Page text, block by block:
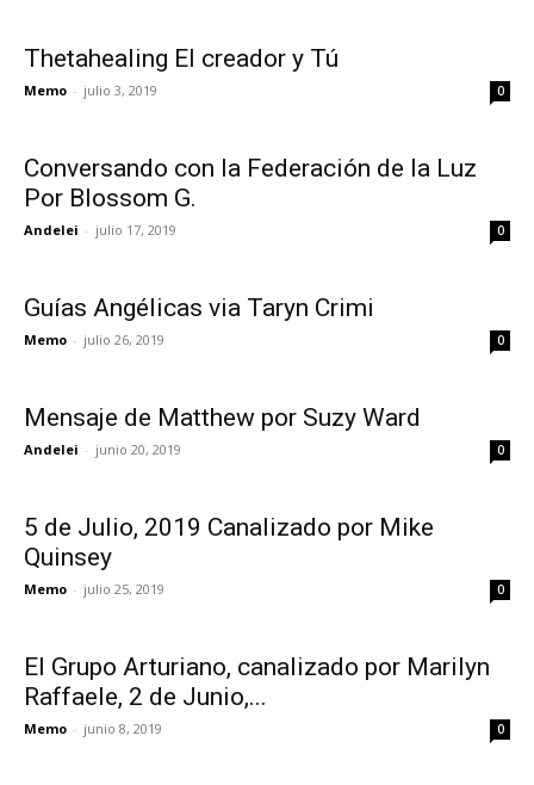
Thetahealing El creador y Tú
Memo - julio 3, 2019 0
Conversando con la Federación de la Luz
Por Blossom G.
Andelei - julio 17, 2019 0
Guías Angélicas via Taryn Crimi
Memo - julio 26, 2019 0
Mensaje de Matthew por Suzy Ward
Andelei - junio 20, 2019 0
5 de Julio, 2019 Canalizado por Mike
Quinsey
Memo - julio 25, 2019 0
El Grupo Arturiano, canalizado por Marilyn
Raffaele, 2 de Junio,...
Memo - junio 8, 2019 0